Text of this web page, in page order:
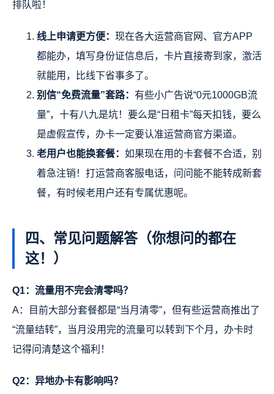
排队啦！
线上申请更方便： 现在各大运营商官网、官方APP
都能办，填写身份证信息后，卡片直接寄到家，激活
就能用，比线下省事多了。
别信“免费流量”套路： 有些小广告说“0元1000GB流
量”，十有八九是坑！要么是“日租卡”每天扣钱，要么
是虚假宣传，办卡一定要认准运营商官方渠道。
老用户也能换套餐： 如果现在用的卡套餐不合适，别
着急注销！打运营商客服电话，问问能不能转成新套
餐，有时候老用户还有专属优惠呢。
四、常见问题解答（你想问的都在
这！）
Q1：流量用不完会清零吗？
A：目前大部分套餐都是“当月清零”，但有些运营商推出了
“流量结转”，当月没用完的流量可以转到下个月，办卡时
记得问清楚这个福利！
Q2：异地办卡有影响吗？